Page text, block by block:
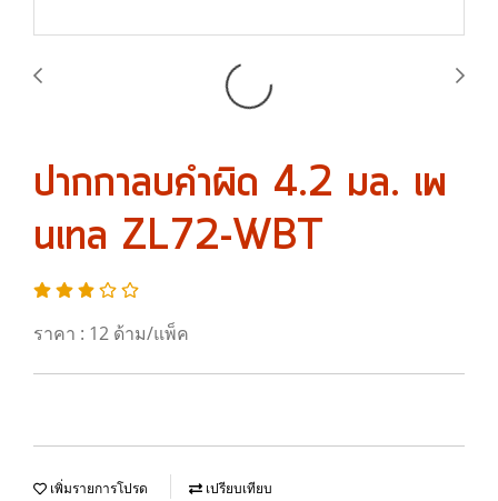
ปากกาลบคำผิด 4.2 มล. เพ
นเทล ZL72-WBT
ราคา : 12 ด้าม/แพ็ค
เพิ่มรายการโปรด เปรียบเทียบ